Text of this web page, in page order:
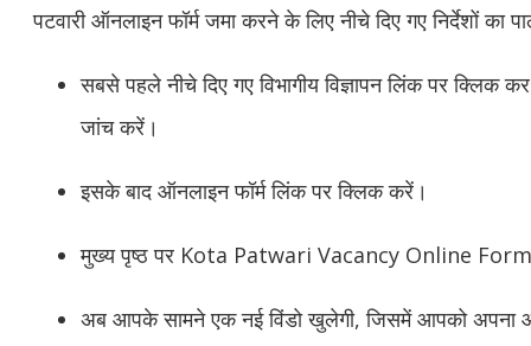
पटवारी ऑनलाइन फॉर्म जमा करने के लिए नीचे दिए गए निर्देशों का
सबसे पहले नीचे दिए गए विभागीय विज्ञापन लिंक पर क्लिक
जांच करें।
इसके बाद ऑनलाइन फॉर्म लिंक पर क्लिक करें।
मुख्य पृष्ठ पर Kota Patwari Vacancy Online
अब आपके सामने एक नई विंडो खुलेगी, जिसमें आपको अपना